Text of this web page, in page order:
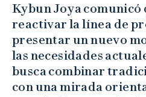
Kybun Joya comunicó
reactivar la línea de
presentar un nuevo
las necesidades
busca combinar
con una mirada